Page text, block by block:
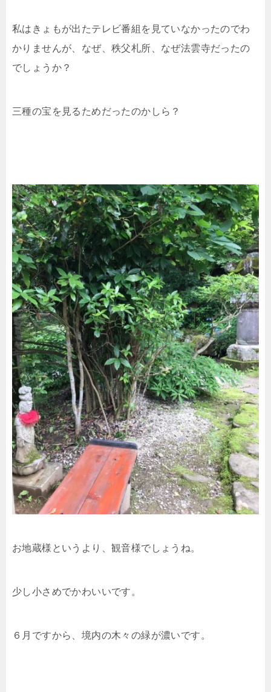
私はきょもが出たテレビ番組を見ていなかったのでわ
かりませんが、なぜ、秩父札所、なぜ法雲寺だったの
でしょうか？
三種の宝を見るためだったのかしら？
お地蔵様というより、観音様でしょうね。
少し小さめでかわいいです。
６月ですから、境内の木々の緑が濃いです。